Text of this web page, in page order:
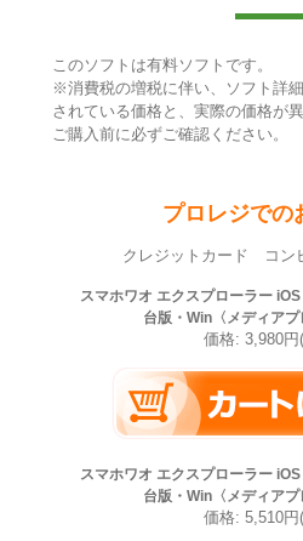
このソフトは有料ソフトです。
※消費税の増税に伴い、ソフト詳
されている価格と、実際の価格が
ご購入前に必ずご確認ください。
プロレジでの
クレジットカード コン
スマホワオ エクスプローラー
台版・Win〈メディアプ
価格: 3,980円
スマホワオ エクスプローラー
台版・Win〈メディアプ
価格: 5,510円